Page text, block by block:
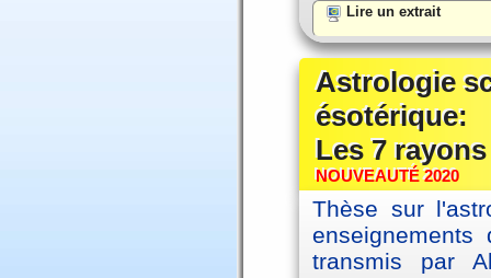
Lire un extrait
Astrologie
ésotérique:
Les 7
NOUVEAUTÉ 2020
Thèse sur
transmis par